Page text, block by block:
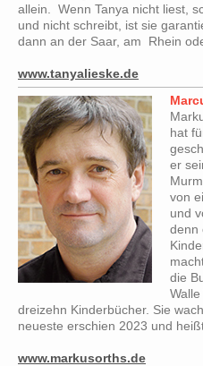
allein. Wenn Tanya nicht liest,
und nicht schreibt, ist sie
dann an der Saar, am Rhein
www.tanyalieske.de
hat
er
von
und
denn
die
dreizehn Kinderbücher. Sie
neueste erschien 2023 und
www.markusorths.de